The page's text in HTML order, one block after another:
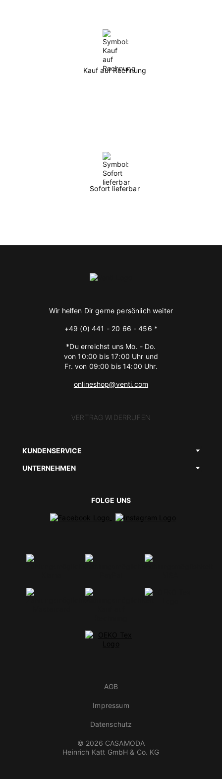
Kauf auf Rechnung
Sofort lieferbar
Wir helfen Dir gerne persönlich weiter
+49 (0) 441 - 20 66 - 456 *
*Du erreichst uns Mo. - Do.
von 10:00 bis 17:00 Uhr und
Fr. von 09:00 bis 14:00 Uhr.
onlineshop@venti.com
VERTRAG WIDERRUFEN
KUNDENSERVICE
UNTERNEHMEN
FOLGE UNS
© 2026 CASAMODA
Heinrich Katt GmbH & Co. KG
AGB
Impressum
Datenschutz